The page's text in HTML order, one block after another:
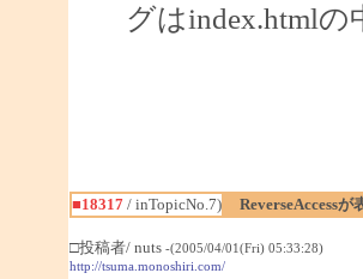
グはindex.htmlの
■18317/ inTopicNo.7) ReverseAccessが
□投稿者/ nuts -(2005/04/01(Fri) 05:33:28)
http://tsuma.monoshiri.com/